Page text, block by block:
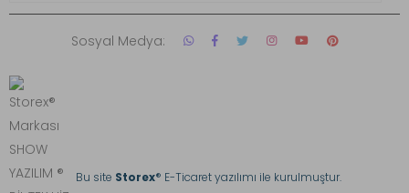
Bu site Storex® E-Ticaret yazılımı ile kurulmuştur.
Sosyal Medya: